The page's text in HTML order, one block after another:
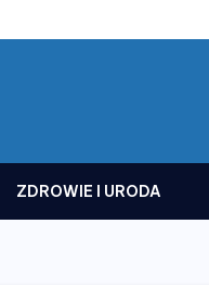
ZDROWIE I URODA